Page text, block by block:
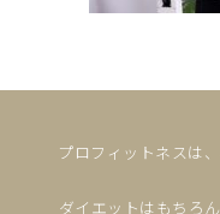
プロフィットネスは
ダイエットはもちろ